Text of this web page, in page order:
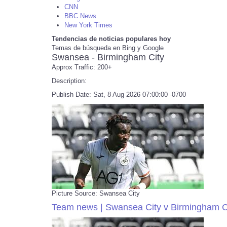
CNN
BBC News
New York Times
Tendencias de noticias populares hoy
Temas de búsqueda en Bing y Google
Swansea - Birmingham City
Approx Traffic: 200+
Description:
Publish Date: Sat, 8 Aug 2026 07:00:00 -0700
Picture Source: Swansea City
Team news | Swansea City v Birmingham